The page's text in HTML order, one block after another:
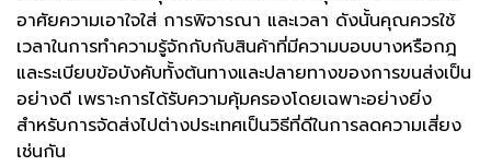
อาศัยความเอาใจใส่ การพิจารณา และเวลา ดังนั้นคุณควรใช้
เวลาในการทำความรู้จักกับกับสินค้าที่มีความบอบบางหรือกฎ
และระเบียบข้อบังคับทั้งต้นทางและปลายทางของการขนส่งเป็น
อย่างดี เพราะการได้รับความคุ้มครองโดยเฉพาะอย่างยิ่ง
สำหรับการจัดส่งไปต่างประเทศเป็นวิธีที่ดีในการลดความเสี่ยง
เช่นกัน